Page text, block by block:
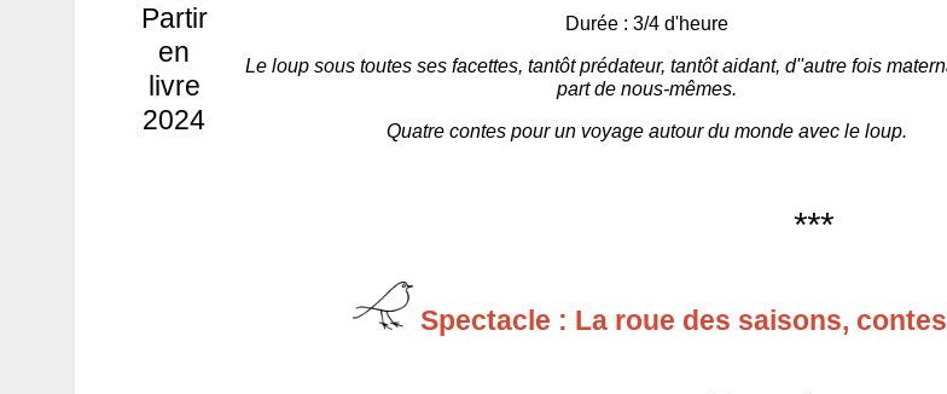
Durée : 3/4 d'heure
Le loup sous toutes ses facettes, tantôt prédateur, tantôt aidant, d''autre fois
part de nous-mêmes.
Quatre contes pour un voyage autour du monde avec le loup.
***
Spectacle : La roue des saisons,